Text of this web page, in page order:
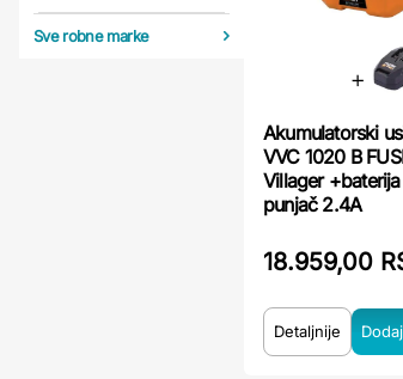
Sve robne marke
Akumulatorski
VVC 1020 B
Villager
punjač 2.4A
18.959,00
Detaljnije